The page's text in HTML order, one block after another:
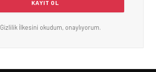
Gizlilik İlkesini okudum, onaylıyorum.